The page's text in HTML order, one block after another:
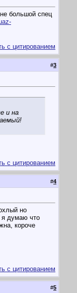
большой спец
#3
и на
#4
но
я думаю что
короче
#5